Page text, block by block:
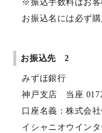
※振込手数料はお客
お振込名には必ず
お振込先 2
みずほ銀行
神戸支店 当座
口座名義：株式会
イシャニオウイン